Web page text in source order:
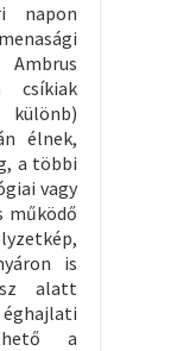
napon
csíkiak
különb)
élnek,
a többi
vagy
működő
is
alatt
a